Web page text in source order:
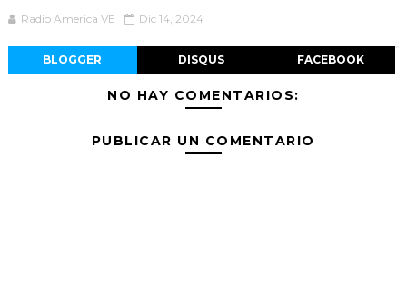
Radio America VE Dic 14, 2024
BLOGGER DISQUS FACEBOOK
NO HAY COMENTARIOS:
PUBLICAR UN COMENTARIO